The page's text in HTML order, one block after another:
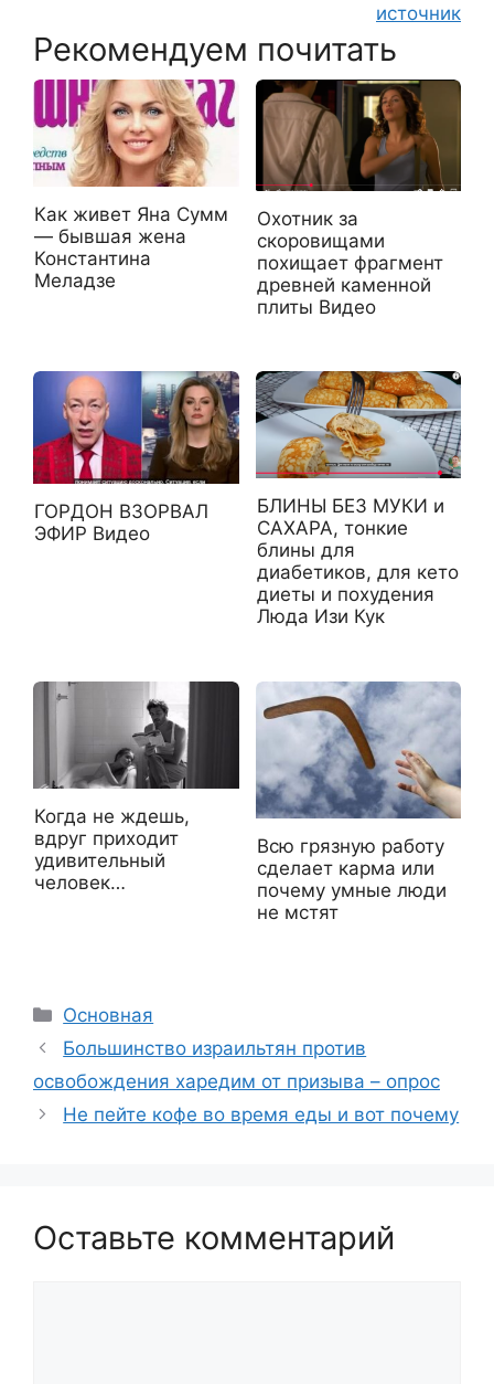
источник
Рекомендуем почитать
Как живет Яна Сумм
— бывшая жена
Константина
Меладзе
Охотник за
скоровищами
похищает фрагмент
древней каменной
плиты Видео
ГОРДОН ВЗОРВАЛ
ЭФИР Видео
БЛИНЫ БЕЗ МУКИ и
САХАРА, тонкие
блины для
диабетиков, для кето
диеты и похудения
Люда Изи Кук
Когда не ждешь,
вдруг приходит
удивительный
человек…
Всю грязную работу
сделает карма или
почему умные люди
не мстят
Рубрики
Основная
Большинство израильтян против
освобождения харедим от призыва – опрос
Не пейте кофе во время еды и вот почему
Оставьте комментарий